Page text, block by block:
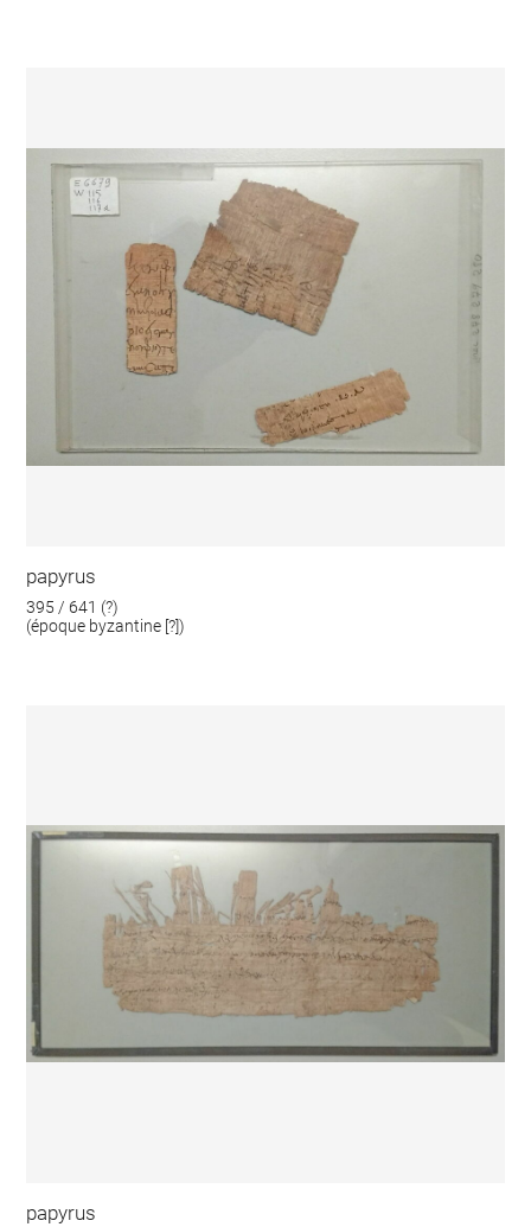
papyrus
395 / 641 (?)
(époque byzantine [?])
papyrus